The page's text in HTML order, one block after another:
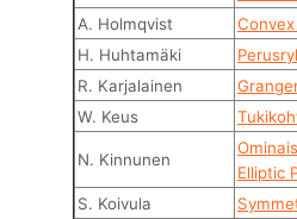
A. Holmqvist
H. Huhtamäki
R. Karjalainen
W. Keus
N. Kinnunen
Elliptic
S. Koivula